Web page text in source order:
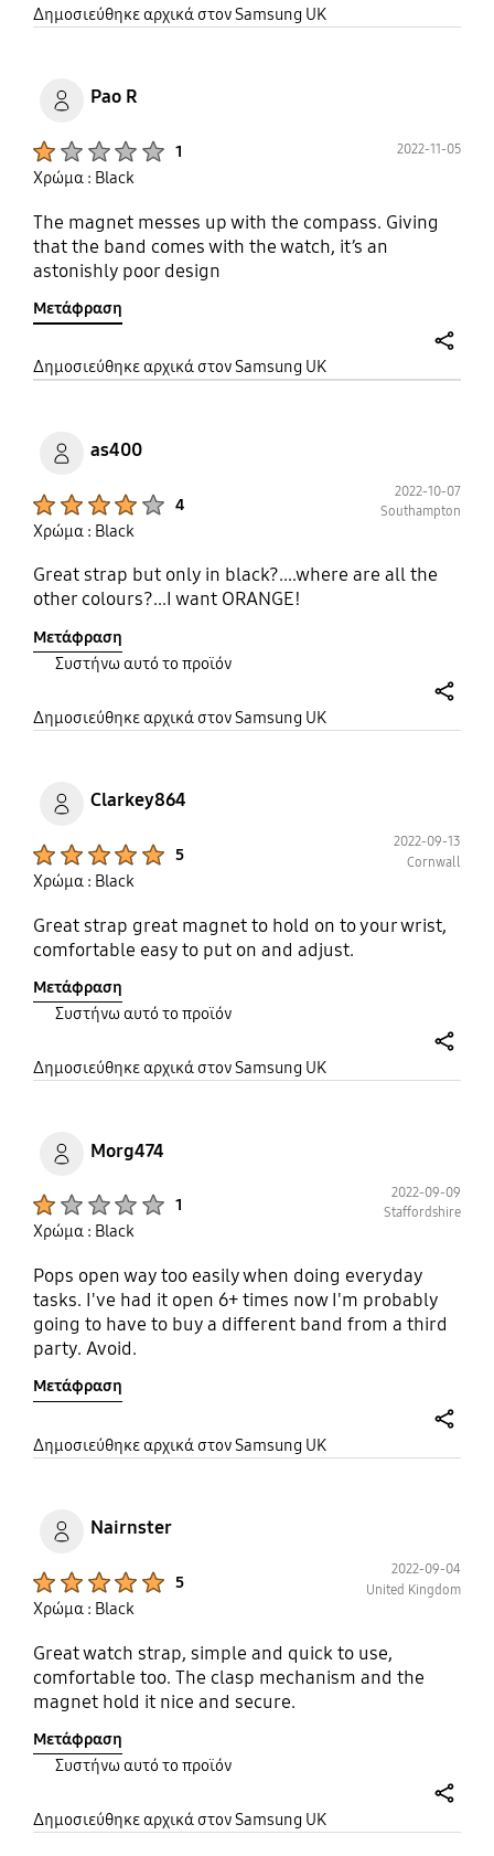
Δημοσιεύθηκε αρχικά στον Samsung UK
Pao R
1 2022-11-05
Χρώμα : Black
The magnet messes up with the compass. Giving
that the band comes with the watch, it’s an
astonishly poor design
Μετάφραση
Δημοσιεύθηκε αρχικά στον Samsung UK
as400
4
2022-10-07
Southampton
Χρώμα : Black
Great strap but only in black?....where are all the
other colours?...I want ORANGE!
Μετάφραση
Συστήνω αυτό το προϊόν
Δημοσιεύθηκε αρχικά στον Samsung UK
Clarkey864
5
2022-09-13
Cornwall
Χρώμα : Black
Great strap great magnet to hold on to your wrist,
comfortable easy to put on and adjust.
Μετάφραση
Συστήνω αυτό το προϊόν
Δημοσιεύθηκε αρχικά στον Samsung UK
Morg474
1
2022-09-09
Staffordshire
Χρώμα : Black
Pops open way too easily when doing everyday
tasks. I've had it open 6+ times now I'm probably
going to have to buy a different band from a third
party. Avoid.
Μετάφραση
Δημοσιεύθηκε αρχικά στον Samsung UK
Nairnster
5
2022-09-04
United Kingdom
Χρώμα : Black
Great watch strap, simple and quick to use,
comfortable too. The clasp mechanism and the
magnet hold it nice and secure.
Μετάφραση
Συστήνω αυτό το προϊόν
Δημοσιεύθηκε αρχικά στον Samsung UK